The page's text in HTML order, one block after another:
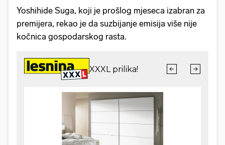
Yoshihide Suga, koji je prošlog mjeseca izabran za
premijera, rekao je da suzbijanje emisija više nije
kočnica gospodarskog rasta.